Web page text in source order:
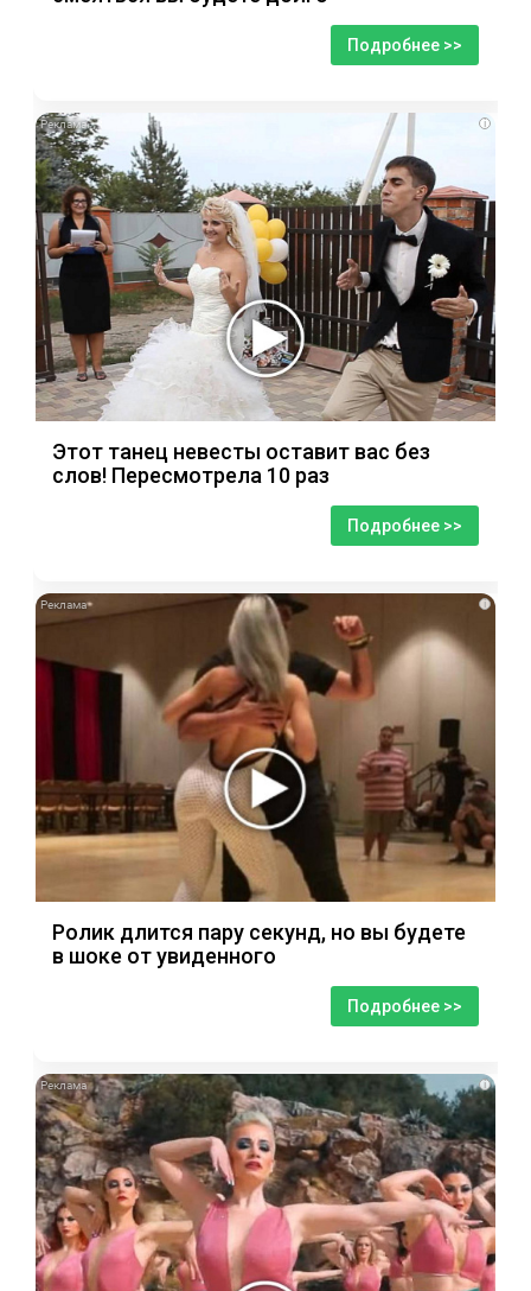
Подробнее >>
i
Этот танец невесты оставит вас без
слов! Пересмотрела 10 раз
Подробнее >>
i
Ролик длится пару секунд, но вы будете
в шоке от увиденного
Подробнее >>
i